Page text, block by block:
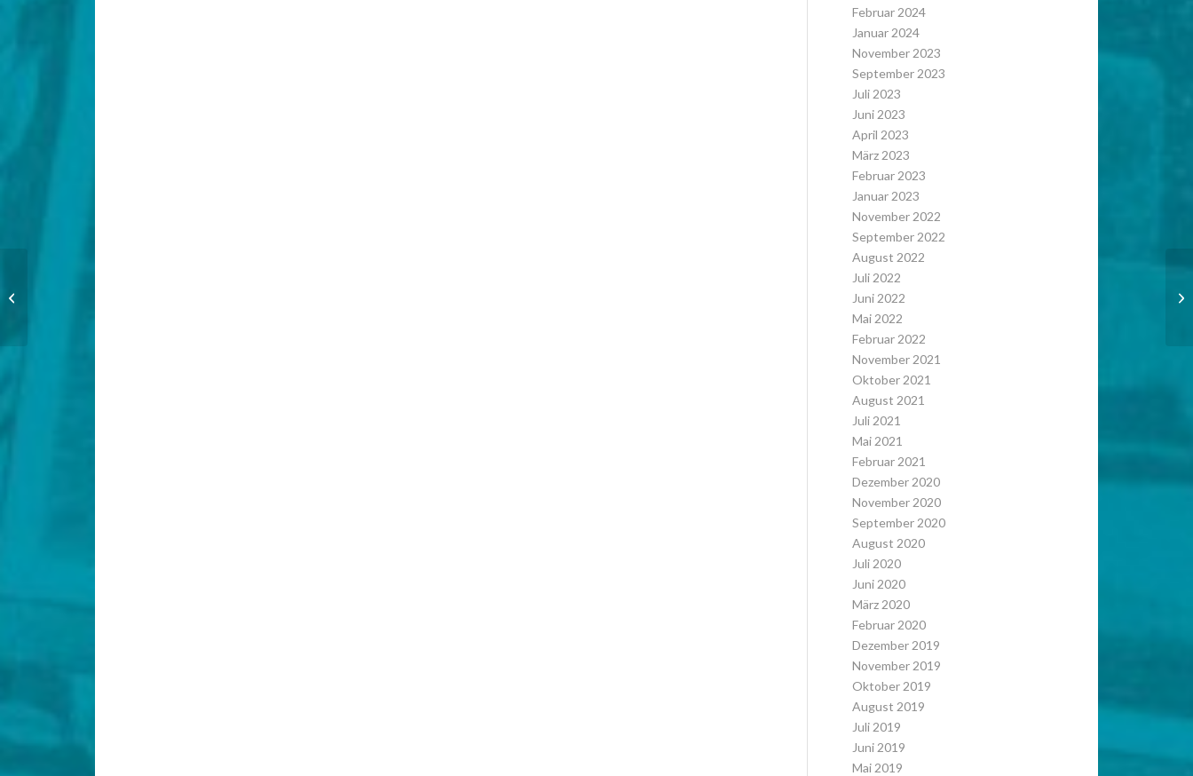
Februar 2024
Januar 2024
November 2023
September 2023
Juli 2023
Juni 2023
April 2023
März 2023
Februar 2023
Januar 2023
November 2022
September 2022
August 2022
Juli 2022
Juni 2022
Mai 2022
Februar 2022
November 2021
Oktober 2021
August 2021
Juli 2021
Mai 2021
Februar 2021
Dezember 2020
November 2020
September 2020
August 2020
Juli 2020
Juni 2020
März 2020
Februar 2020
Dezember 2019
November 2019
Oktober 2019
August 2019
Juli 2019
Juni 2019
Mai 2019